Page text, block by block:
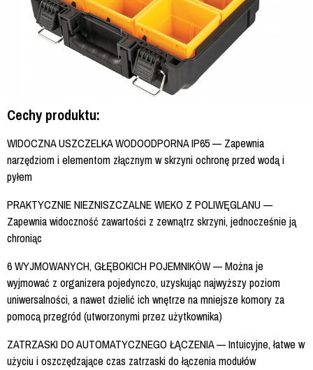
Cechy produktu:
WIDOCZNA USZCZELKA WODOODPORNA IP65 — Zapewnia
narzędziom i elementom złącznym w skrzyni ochronę przed wodą i
pyłem
PRAKTYCZNIE NIEZNISZCZALNE WIEKO Z POLIWĘGLANU —
Zapewnia widoczność zawartości z zewnątrz skrzyni, jednocześnie ją
chroniąc
6 WYJMOWANYCH, GŁĘBOKICH POJEMNIKÓW — Można je
wyjmować z organizera pojedynczo, uzyskując najwyższy poziom
uniwersalności, a nawet dzielić ich wnętrze na mniejsze komory za
pomocą przegród (utworzonymi przez użytkownika)
ZATRZASKI DO AUTOMATYCZNEGO ŁĄCZENIA — Intuicyjne, łatwe w
użyciu i oszczędzające czas zatrzaski do łączenia modułów